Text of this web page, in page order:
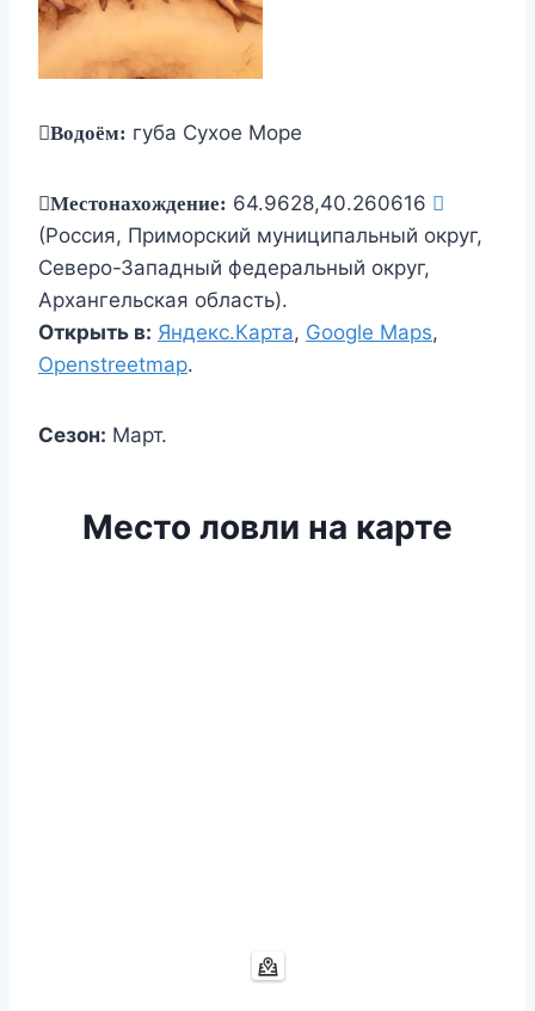
Водоём: губа Сухое Море
Местонахождение: 64.9628,40.260616
(Россия, Приморский муниципальный округ,
Северо-Западный федеральный округ,
Архангельская область).
Открыть в: Яндекс.Карта, Google Maps,
Openstreetmap.
Сезон: Март.
Место ловли на карте